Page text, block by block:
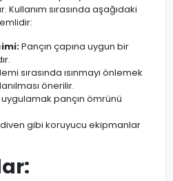
Kullanım sırasında aşağıdaki
Pançın çapına uygun bir
sırasında ısınmayı önlemek
önerilir.
uygulamak pançın ömrünü
gibi koruyucu ekipmanlar